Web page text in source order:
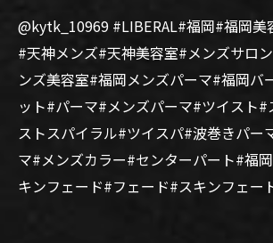
@kytk_10969 #LIBERAL#福岡#福岡美
#天神メンズ#天神美容室#メンズサロ
ンズ美容室#福岡メンズパーマ#福岡バ
ット#パーマ#メンズパーマ#ツイスト#
ストスパイラル#ツイスパ#波巻きパー
マ#メンズカラー#センターパート#福
キンフェード#フェード#スキンフェー